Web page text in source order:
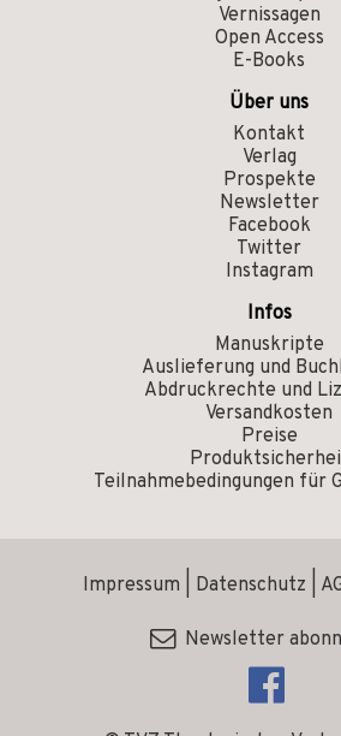
Vernissagen
Open Access
E-Books
Über uns
Kontakt
Verlag
Prospekte
Newsletter
Facebook
Twitter
Instagram
Infos
Manuskripte
Auslieferung und
Abdruckrechte und
Versandkosten
Preise
Teilnahmebedingungen für
Impressum Datenschutz
Newsletter